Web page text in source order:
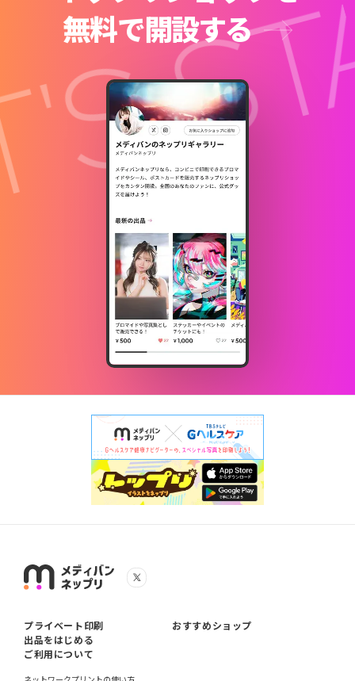
無料で開設する
プライベート印刷
おすすめショップ
出品をはじめる
ご利用について